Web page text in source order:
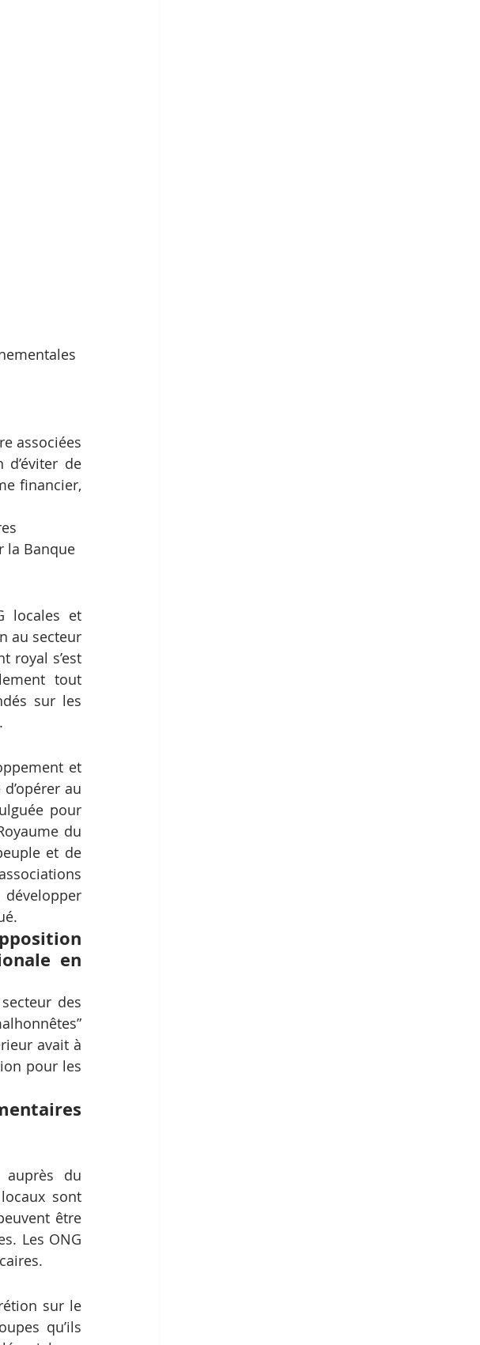
associées
de
financier,
la Banque
locales et
au secteur
royal s’est
tout
sur les
et
au
pour
du
et de
en
des
avait à
pour les
auprès du
sont
être
Les ONG
sur le
qu’ils